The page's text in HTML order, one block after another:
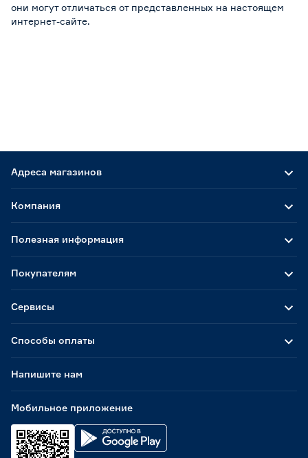
они могут отличаться от представленных на настоящем
интернет-сайте.
Адреса магазинов
Способы оплаты
Мобильное приложение
Компания
Полезная информация
Покупателям
Сервисы
Напишите нам